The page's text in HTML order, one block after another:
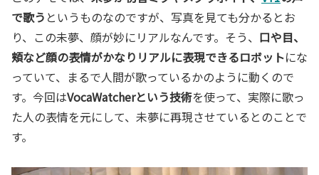
で歌う というものなのですが、写真を見ても分かるとお
り、この未夢、顔が妙にリアルなんです。そう、 口や目、
頬など顔の表情がかなりリアルに表現できるロボットにな
っていて、まるで人間が歌っているかのように動くので
す。今回はVocaWatcherという技術を使って、実際に歌っ
た人の表情を元にして、未夢に再現させているとのことで
す。